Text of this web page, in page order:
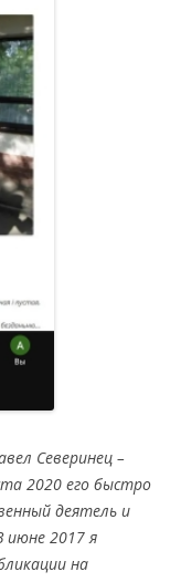
Северинец –
2020 его быстро
деятель и
июне 2017 я
на